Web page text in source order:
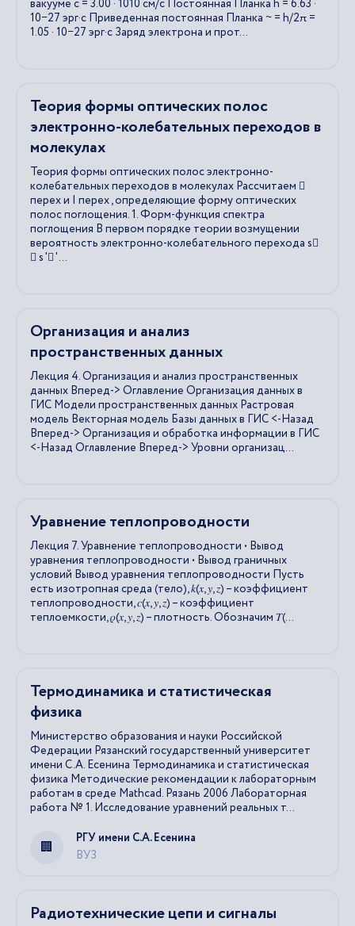
вакууме c = 3.00 · 1010 см/с Постоянная Планка h = 6.63 ·
10−27 эрг·с Приведенная постоянная Планка ~ = h/2π =
1.05 · 10−27 эрг·с Заряд электрона и прот...
Теория формы оптических полос
электронно-колебательных переходов в
молекулах
Теория формы оптических полос электронно-
колебательных переходов в молекулах Рассчитаем 
перех и I перех , определяющие форму оптических
полос поглощения. 1. Форм-функция спектра
поглощения В первом порядке теории возмущении
вероятность электронно-колебательного перехода s
 s ' ' ...
Организация и анализ
пространственных данных
Лекция 4. Организация и анализ пространственных
данных Вперед-> Оглавление Организация данных в
ГИС Модели пространственных данных Растровая
модель Векторная модель Базы данных в ГИС <-Назад
Вперед-> Организация и обработка информации в ГИС
<-Назад Оглавление Вперед-> Уровни организац...
Уравнение теплопроводности
Лекция 7. Уравнение теплопроводности • Вывод
уравнения теплопроводности • Вывод граничных
условий Вывод уравнения теплопроводности Пусть
есть изотропная среда (тело), 𝑘(𝑥, 𝑦, 𝑧) – коэффициент
теплопроводности, 𝑐(𝑥, 𝑦, 𝑧) – коэффициент
теплоемкости, 𝜌(𝑥, 𝑦, 𝑧) – плотность. Обозначим 𝑇(...
Термодинамика и статистическая
физика
Министерство образования и науки Российской
Федерации Рязанский государственный университет
имени С.А. Есенина Термодинамика и статистическая
физика Методические рекомендации к лабораторным
работам в среде Mathcad. Рязань 2006 Лабораторная
работа № 1. Исследование уравнений реальных т...
ВУЗ
РГУ имени С.А. Есенина
Радиотехнические цепи и сигналы